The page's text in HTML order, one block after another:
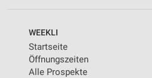
WEEKLI
Startseite
Öffnungszeiten
Alle Prospekte